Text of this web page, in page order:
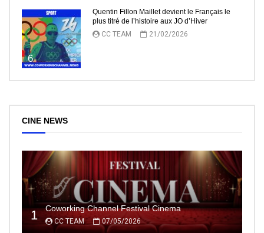
6
Quentin Fillon Maillet devient le Français le
plus titré de l’histoire aux JO d’Hiver
CC TEAM
21/02/2026
CINE NEWS
1 Coworking Channel Festival Cinema
CC TEAM 07/05/2026